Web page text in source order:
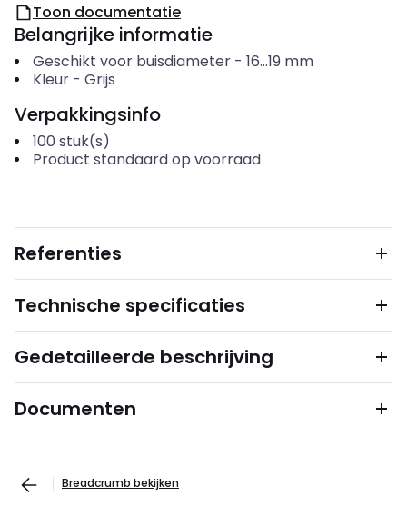
Toon documentatie
Belangrijke informatie
Geschikt voor buisdiameter- 16...19 mm
Kleur- Grijs
Verpakkingsinfo
100 stuk(s)
Product standaard op voorraad
Referenties
Technische specificaties
Gedetailleerde beschrijving
Documenten
Breadcrumb bekijken